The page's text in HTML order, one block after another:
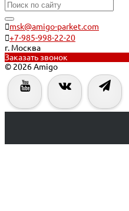
msk@amigo-parket.com
+7-985-998-22-20
г. Москва
Заказать звонок
© 2026 Amigo